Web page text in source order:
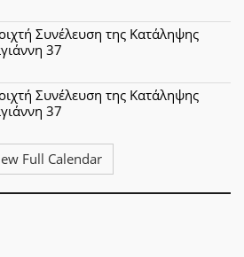
Συνέλευση της Κατάληψης
37
Συνέλευση της Κατάληψης
37
Full Calendar